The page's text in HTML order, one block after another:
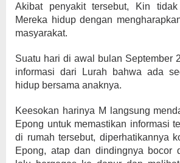
Akibat penyakit tersebut, Kin
Mereka hidup dengan
masyarakat.
Suatu hari di awal bulan September
informasi dari Lurah bahwa ada
hidup bersama anaknya.
Keesokan harinya M langsung
Epong untuk memastikan informasi
di rumah tersebut, diperhatikannya
Epong, atap dan dindingnya bocor